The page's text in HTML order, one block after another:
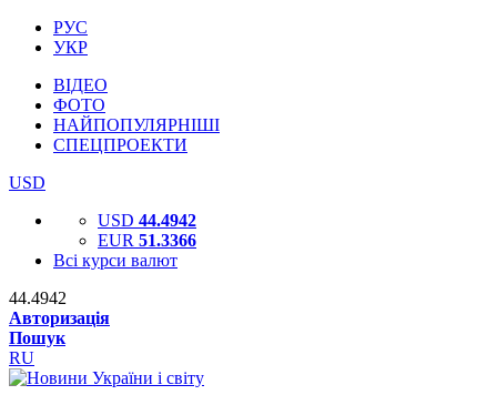
РУС
УКР
ВІДЕО
ФОТО
НАЙПОПУЛЯРНІШІ
СПЕЦПРОЕКТИ
USD
USD 44.4942
EUR 51.3366
Всі курси валют
44.4942
Авторизація
Пошук
RU